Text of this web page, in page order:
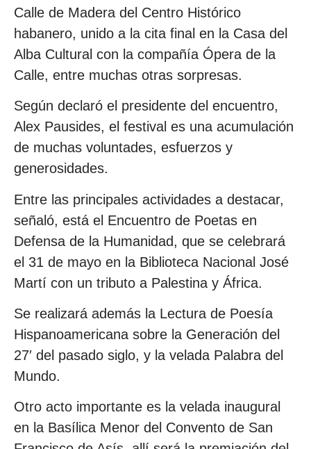
Calle de Madera del Centro Histórico
habanero, unido a la cita final en la Casa del
Alba Cultural con la compañía Ópera de la
Calle, entre muchas otras sorpresas.
Según declaró el presidente del encuentro,
Alex Pausides, el festival es una acumulación
de muchas voluntades, esfuerzos y
generosidades.
Entre las principales actividades a destacar,
señaló, está el Encuentro de Poetas en
Defensa de la Humanidad, que se celebrará
el 31 de mayo en la Biblioteca Nacional José
Martí con un tributo a Palestina y África.
Se realizará además la Lectura de Poesía
Hispanoamericana sobre la Generación del
27′ del pasado siglo, y la velada Palabra del
Mundo.
Otro acto importante es la velada inaugural
en la Basílica Menor del Convento de San